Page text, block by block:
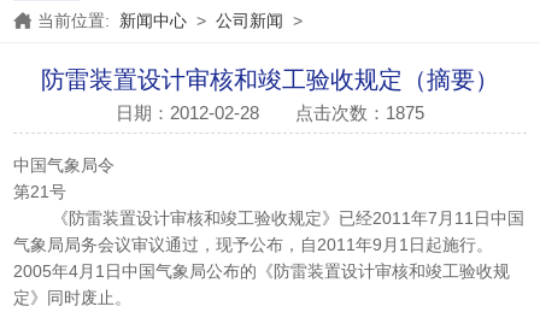
当前位置: 新闻中心 > 公司新闻 >
防雷装置设计审核和竣工验收规定（摘要）
日期：2012-02-28 点击次数：1875
中国气象局令
第21号
《防雷装置设计审核和竣工验收规定》已经2011年7月11日中国
气象局局务会议审议通过，现予公布，自2011年9月1日起施行。
2005年4月1日中国气象局公布的《防雷装置设计审核和竣工验收规
定》同时废止。